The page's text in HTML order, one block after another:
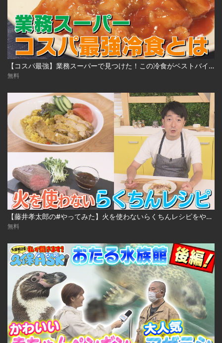
【コスパ最強】業務スーパーで見つけた！この冷食がベストバイ（2025年1月15日）
無料
【藤井孝太郎の#やってみた】火を使わないらくちんレシピをやってみた
無料